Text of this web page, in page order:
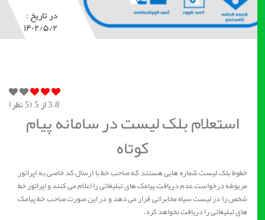
در تاریخ :
۱۴۰۲/۵/۲
3.8از 5 ( 5نظر)
استعلام بلک لیست در سامانه پیام
کوتاه
خطوط بلک لیست شماره هایی هستند که صاحب خط با ارسال کد خاصی به اپراتور
مربوطه درخواست عدم دریافت پیامک های تبلیغاتی را اعلام می کنند و اپراتور خط
شخص را در لیست سیاه مخابراتی قرار می دهد و در این صورت صاحب خط پیامک
های تبلیغاتی را دریافت نخواهد کرد.